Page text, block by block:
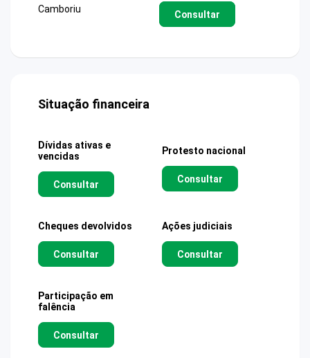
Camboriu
Consultar
Situação financeira
Dívidas ativas e
vencidas
Consultar
Protesto nacional
Consultar
Cheques devolvidos
Consultar
Ações judiciais
Consultar
Participação em
falência
Consultar